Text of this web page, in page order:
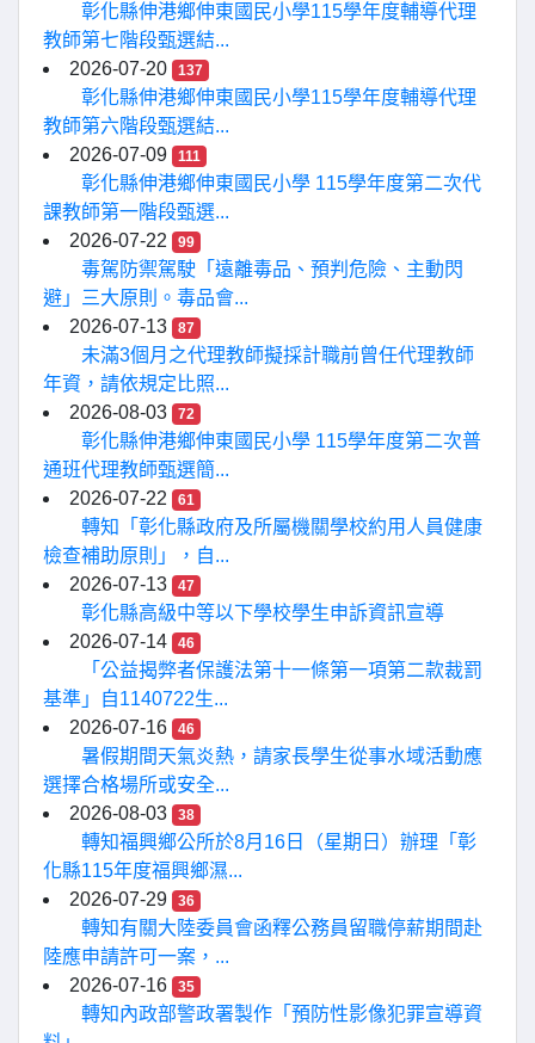
彰化縣伸港鄉伸東國民小學115學年度輔導代理
教師第七階段甄選結...
2026-07-20
137
彰化縣伸港鄉伸東國民小學115學年度輔導代理
教師第六階段甄選結...
2026-07-09
111
彰化縣伸港鄉伸東國民小學 115學年度第二次代
課教師第一階段甄選...
2026-07-22
99
毒駕防禦駕駛「遠離毒品、預判危險、主動閃
避」三大原則。毒品會...
2026-07-13
87
未滿3個月之代理教師擬採計職前曾任代理教師
年資，請依規定比照...
2026-08-03
72
彰化縣伸港鄉伸東國民小學 115學年度第二次普
通班代理教師甄選簡...
2026-07-22
61
轉知「彰化縣政府及所屬機關學校約用人員健康
檢查補助原則」，自...
2026-07-13
47
彰化縣高級中等以下學校學生申訴資訊宣導
2026-07-14
46
「公益揭弊者保護法第十一條第一項第二款裁罰
基準」自1140722生...
2026-07-16
46
暑假期間天氣炎熱，請家長學生從事水域活動應
選擇合格場所或安全...
2026-08-03
38
轉知福興鄉公所於8月16日（星期日）辦理「彰
化縣115年度福興鄉濕...
2026-07-29
36
轉知有關大陸委員會函釋公務員留職停薪期間赴
陸應申請許可一案，...
2026-07-16
35
轉知內政部警政署製作「預防性影像犯罪宣導資